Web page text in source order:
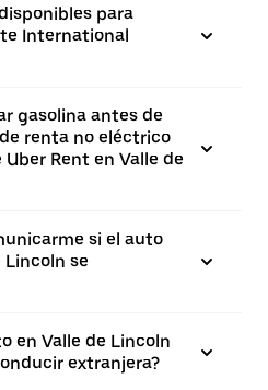
para
International
gasolina antes de
renta no eléctrico
Rent en Valle de
si el auto
Lincoln se
en Valle de Lincoln
extranjera?